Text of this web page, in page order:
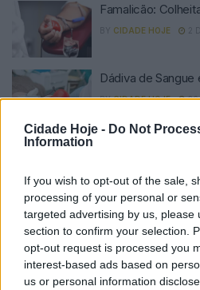
Cidade Hoje - Do Not
Information
If you wish to opt-out of the sale,
processing of your personal or
targeted advertising by us, please
section to confirm your selection.
opt-out request is processed you
interest-based ads based on
us or personal information
Famalicão:
BY CIDADE HOJE 2
Dádiva de
BY CIDADE HOJE 26
BY CIDADE HOJE 13
Famalicão:
forças segurança
violência contra
BY CIDADE HOJE 7